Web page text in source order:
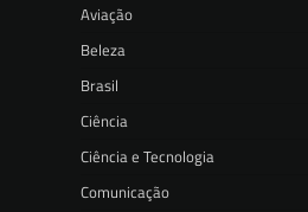
Aviação
Beleza
Brasil
Ciência
Ciência e Tecnologia
Comunicação